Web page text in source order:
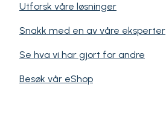
Utforsk våre løsninger
Snakk med en av våre eksperter
Se hva vi har gjort for andre
Besøk vår eShop